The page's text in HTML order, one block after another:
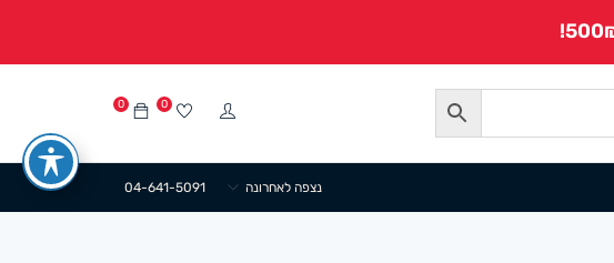
0 0
04-641-5091 נצפה לאחרונה